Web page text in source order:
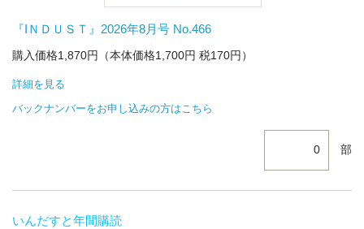
『IＮＤＵＳＴ』2026年8月号 No.466
購入価格1,870円（本体価格1,700円 税170円）
詳細を見る
バックナンバーをお申し込みの方はこちら
部
いんだすと年間購読